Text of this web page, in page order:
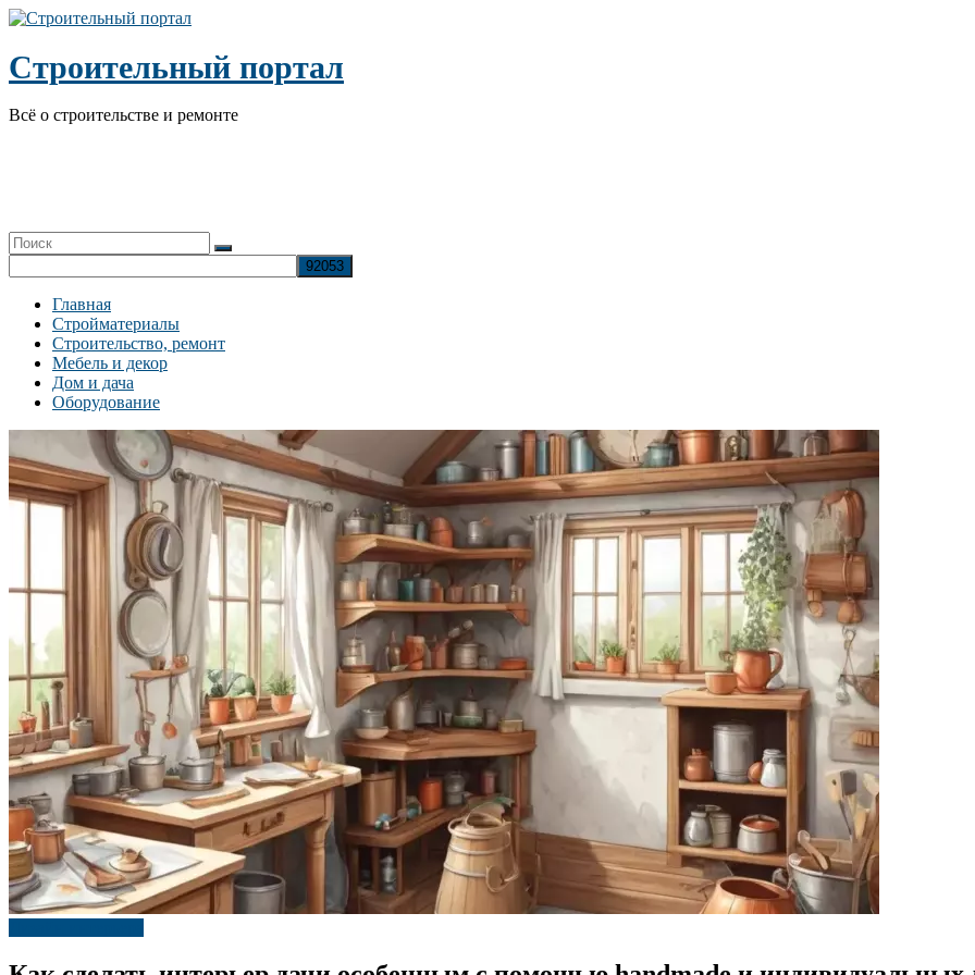
Перейти
содержимому
Строительный портал
Всё о строительстве и ремонте
Главная
Стройматериалы
Строительство, ремонт
Мебель и декор
Дом и дача
Оборудование